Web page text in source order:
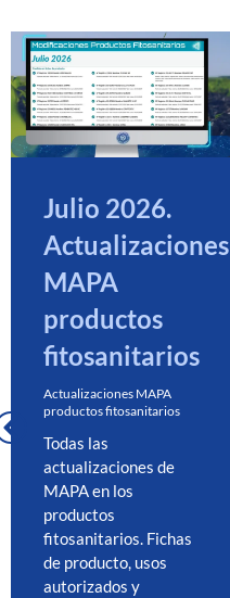
Julio 2026.
Actualizaciones
MAPA
productos
fitosanitarios
Actualizaciones MAPA
productos fitosanitarios
Todas las
actualizaciones de
MAPA en los
productos
fitosanitarios. Fichas
de producto, usos
autorizados y